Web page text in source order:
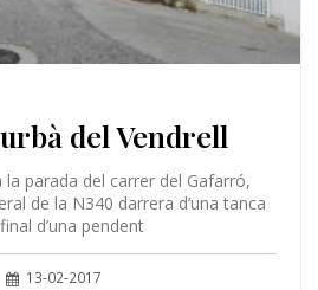
del Vendrell
la parada del carrer del Gafarró,
de la N340 darrera d’una tanca
d’una pendent
13-02-2017